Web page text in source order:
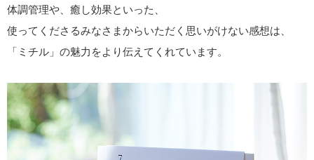
体調管理や、癒し効果といった、
使ってくださるみなさまからいただく思いがけない感想は、
「ミチル」の魅力をより伝えてくれています。